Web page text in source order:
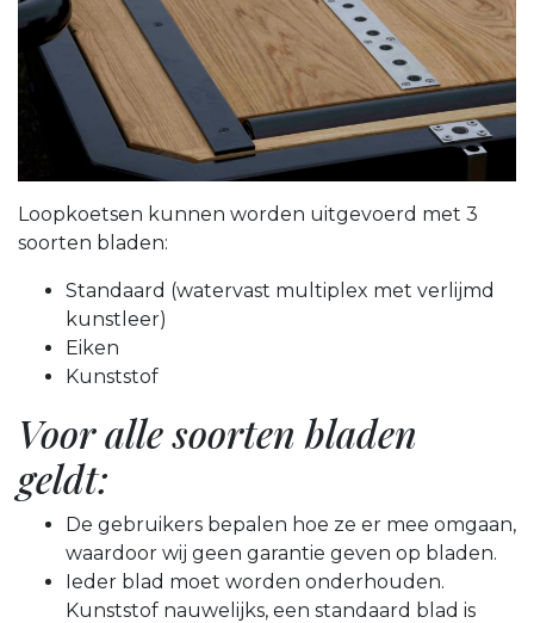
Loopkoetsen kunnen worden uitgevoerd met 3
soorten bladen:
Standaard (watervast multiplex met verlijmd
kunstleer)
Eiken
Kunststof
Voor alle soorten bladen
geldt:
De gebruikers bepalen hoe ze er mee omgaan,
waardoor wij geen garantie geven op bladen.
Ieder blad moet worden onderhouden.
Kunststof nauwelijks, een standaard blad is